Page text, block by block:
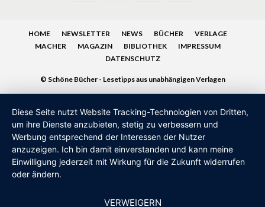
HOME NEWSLETTER NEWS BÜCHER
VERLAGE
MACHER
MAGAZIN BIBLIOTHEK
IMPRESSUM
DATENSCHUTZ
© Schöne Bücher - Lesetipps aus unabhängigen Verlagen
Diese Seite nutzt Website Tracking-Technologien von Dritten,
um ihre Dienste anzubieten, stetig zu verbessern und
Werbung entsprechend der Interessen der Nutzer
anzuzeigen. Ich bin damit einverstanden und kann meine
Einwilligung jederzeit mit Wirkung für die Zukunft widerrufen
oder ändern.
VERWEIGERN